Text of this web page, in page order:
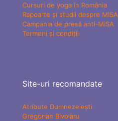
Cursuri de yoga în România
Rapoarte și studii despre MISA
Campania de presă anti-MISA
Termeni și condiții
Site-uri recomandate
Atribute Dumnezeiești
Gregorian Bivolaru